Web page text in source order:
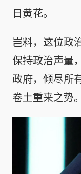
日黄花。
岂料，这位政
保持政治声量
政府，倾尽所
卷土重来之势。